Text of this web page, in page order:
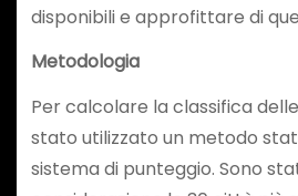
disponibili e approfittare di
Metodologia
Per calcolare la classifica
stato utilizzato un metodo
sistema di punteggio. Sono